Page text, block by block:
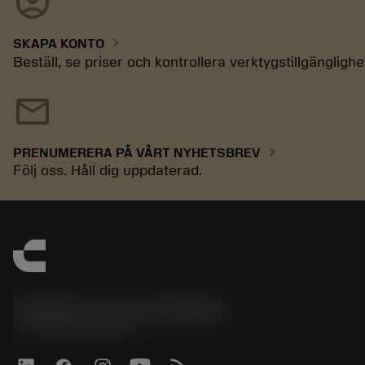
SKAPA KONTO chevron_right
Beställ, se priser och kontrollera
mail
PRENUMERERA PÅ VÅRT NYHETSBREV chevron_right
Följ oss. Håll dig uppdaterad.